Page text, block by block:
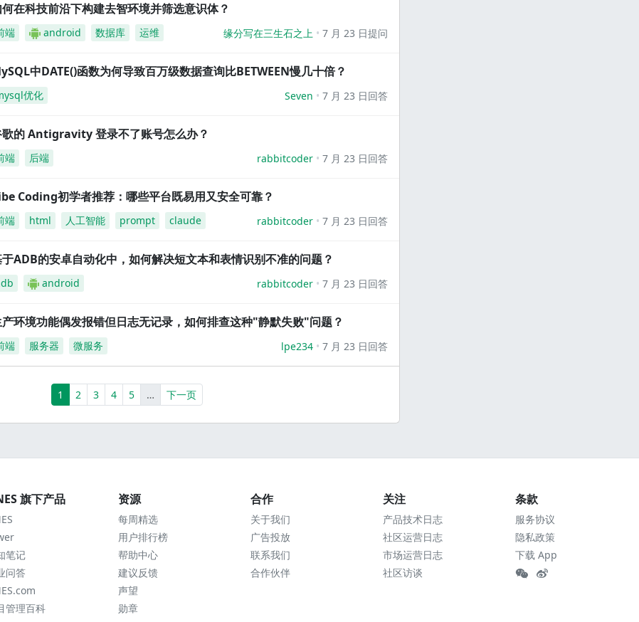
在科技前沿下构建去智环境并筛选意识体？
端 android 数据库 运维 缘分写在三生石之上 7 月 23 日提问
中DATE()函数为何导致百万级数据查询比BETWEEN慢几十倍？
优化 Seven 7 月 23 日回答
的 Antigravity 登录不了账号怎么办？
端 后端 rabbitcoder 7 月 23 日回答
Coding初学者推荐：哪些平台既易用又安全可靠？
端 html 人工智能 prompt claude rabbitcoder 7 月 23 日回答
ADB的安卓自动化中，如何解决短文本和表情识别不准的问题？
android rabbitcoder 7 月 23 日回答
环境功能偶发报错但日志无记录，如何排查这种"静默失败"问题？
端 服务器 微服务 lpe234 7 月 23 日回答
1 (current)
2 3 4 5 …More下一页
旗下产品
笔记
问答
管理百科
资源
每周精选
用户排行榜
帮助中心
建议反馈
声望
勋章
合作
关于我们
广告投放
联系我们
合作伙伴
关注
产品技术日志
社区运营日志
市场运营日志
社区访谈
条款
服务协议
隐私政策
下载 App